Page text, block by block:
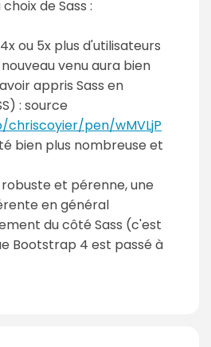
de Sass :
ou 5x plus d'utilisateurs
nouveau venu aura bien
appris Sass en
: source
pen/wMVLjP
bien plus nombreuse et
et pérenne, une
en général
du côté Sass (c'est
Bootstrap 4 est passé à